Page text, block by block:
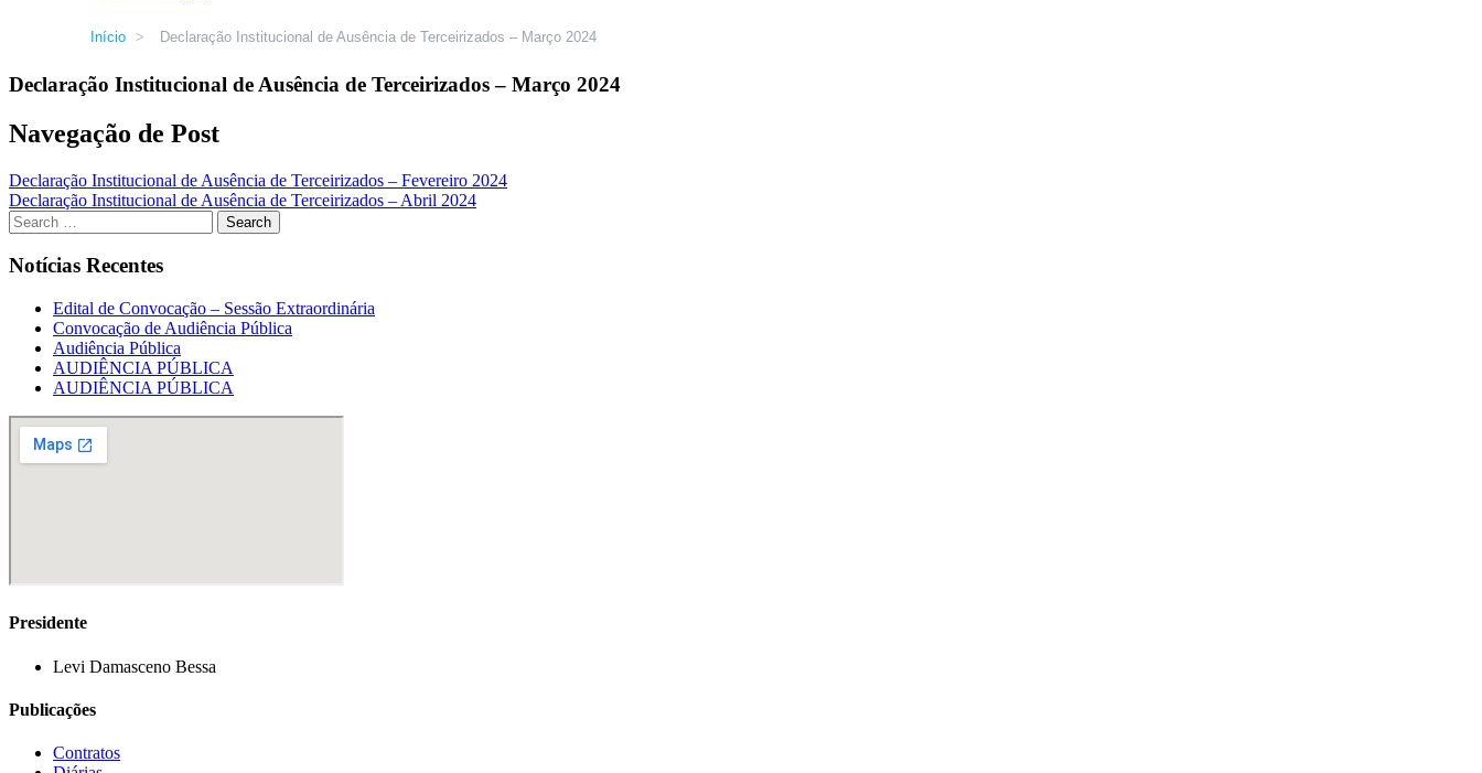
Início > Declaração Institucional de Ausência de Terceirizados – Março 2024
Declaração Institucional de Ausência de Terceirizados – Março 2024
Navegação de Post
Declaração Institucional de Ausência de Terceirizados – Fevereiro 2024
Declaração Institucional de Ausência de Terceirizados – Abril 2024
Notícias Recentes
Edital de Convocação – Sessão Extraordinária
Convocação de Audiência Pública
Audiência Pública
AUDIÊNCIA PÚBLICA
AUDIÊNCIA PÚBLICA
Presidente
Levi Damasceno Bessa
Publicações
Contratos